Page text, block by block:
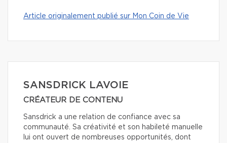
Article originalement publié sur Mon Coin de Vie
SANSDRICK LAVOIE
CRÉATEUR DE CONTENU
Sansdrick a une relation de confiance avec sa
communauté. Sa créativité et son habileté manuelle
lui ont ouvert de nombreuses opportunités, dont